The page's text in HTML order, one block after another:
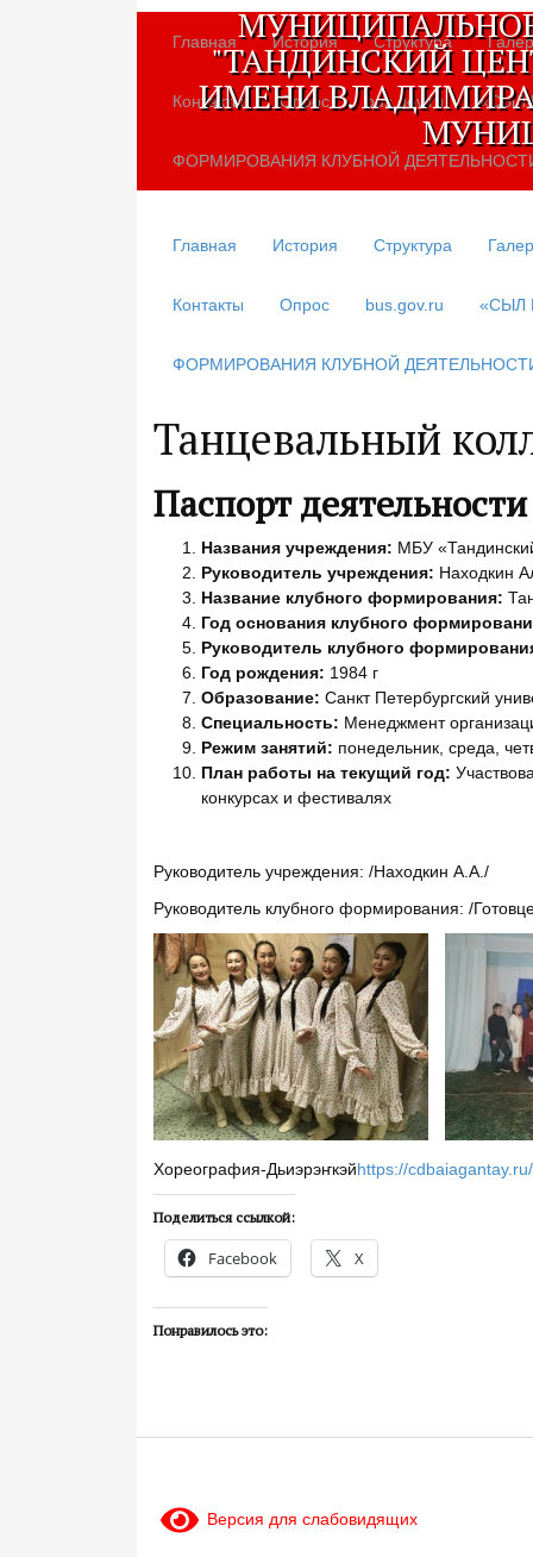
Главная История Структура
Контакты Опрос bus.gov.ru «СЫЛ
ФОРМИРОВАНИЯ КЛУБНОЙ
"ТАНДИНСКИЙ
ИМЕНИ
Главная История Структура
Контакты Опрос bus.gov.ru «СЫЛ
ФОРМИРОВАНИЯ КЛУБНОЙ
Танцевальный
Паспорт
Названия учреждения: МБУ
Руководитель учреждения: Находкин
Название клубного формирования:
Год основания клубного
Руководитель клубного
Год рождения: 1984 г
Образование: Санкт Петербургский
Специальность: Менеджмент
Режим занятий: понедельник, среда,
План работы на текущий год:
конкурсах и фестивалях
Руководитель учреждения: /Находкин А.А./
Руководитель клубного формирования: /
Хореография-Дьиэрэҥкэйhttps://
Поделиться ссылкой:
Facebook X
Понравилось это:
Версия для слабовидящих